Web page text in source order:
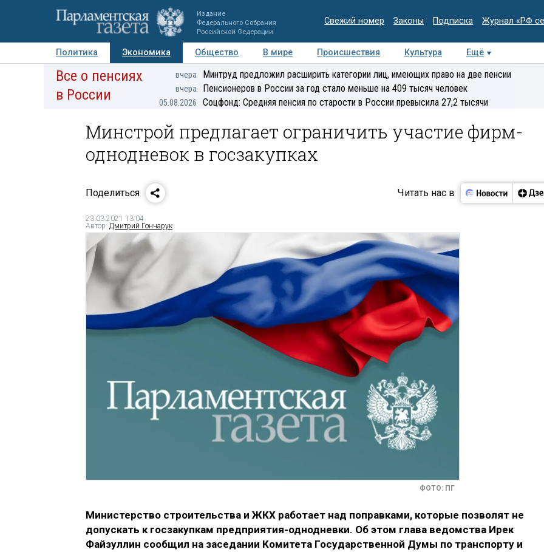
Издание
Федерального Собрания
Российской Федерации
Свежий номер Законы Подписка Журнал «РФ
Политика Экономика Общество В мире Происшествия Культура
Ещё
Авторы Персоны Мнения Регионы Медиацентр Интервью Колумнисты
Все о пенсиях
в России
вчера Минтруд предложил расширить категории лиц, имеющих право на две пенсии
вчера Пенсионеров в России за год стало меньше на 409 тысяч человек
05.08.2026 Соцфонд: Средняя пенсия по старости в России превысила 27,2 тысячи
Минстрой предлагает ограничить участие фирм-
однодневок в госзакупках
Поделиться Читать нас в
23.03.2021 13:04
Автор: Дмитрий Гончарук
ФОТО: ПГ
Министерство строительства и ЖКХ работает над поправками, которые позволят не
допускать к госзакупкам предприятия-однодневки. Об этом глава ведомства Ирек
Файзуллин сообщил на заседании Комитета Государственной Думы по транспорту и